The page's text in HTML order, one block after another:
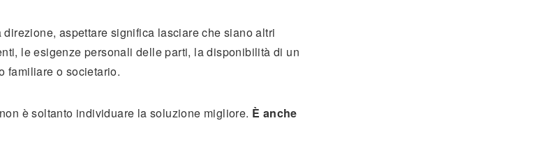
aspettare significa lasciare che siano altri
le esigenze personali delle parti, la disponibilità di un
familiare o societario.
è soltanto individuare la soluzione migliore. È anche